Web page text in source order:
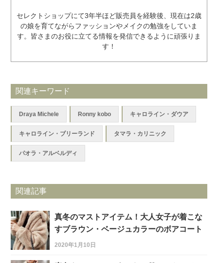
セレクトショップにて3年半ほど販売員を経験後、現在は2歳
の娘を育てながらファッションやメイクの勉強をしていま
す。皆さまのお役に立てる情報を発信できるように頑張りま
す！
関連キーワード
Draya Michele Ronny kobo キャロライン・ダウア
キャロライン・ブリーランド タマラ・カリニック
パオラ・アルベルディ
関連記事
真冬のマストアイテム！大人女子が着こな
すブラウン・ベージュカラーのボアコート
2020年1月10日